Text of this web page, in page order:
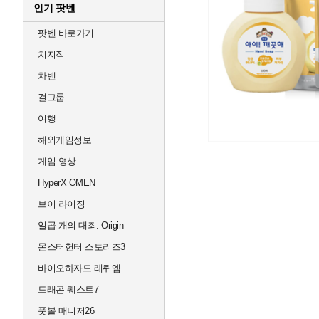
인기 팟벤
팟벤 바로가기
치지직
차벤
걸그룹
여행
해외게임정보
게임 영상
HyperX OMEN
브이 라이징
일곱 개의 대죄: Origin
몬스터헌터 스토리즈3
바이오하자드 레퀴엠
드래곤 퀘스트7
풋볼 매니저26